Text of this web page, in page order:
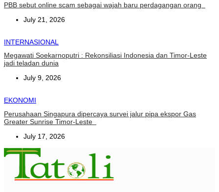
PBB sebut online scam sebagai wajah baru perdagangan orang
July 21, 2026
INTERNASIONAL
Megawati Soekarnoputri : Rekonsiliasi Indonesia dan Timor-Leste
jadi teladan dunia
July 9, 2026
EKONOMI
Perusahaan Singapura dipercaya survei jalur pipa ekspor Gas
Greater Sunrise Timor-Leste
July 17, 2026